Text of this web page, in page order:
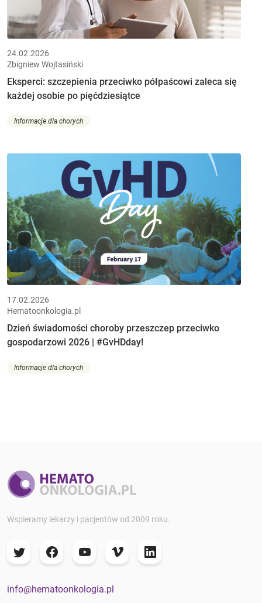
24.02.2026
Zbigniew Wojtasiński
Eksperci: szczepienia przeciwko półpaścowi zaleca się
każdej osobie po pięćdziesiątce
Informacje dla chorych
17.02.2026
Hematoonkologia.pl
Dzień świadomości choroby przeszczep przeciwko
gospodarzowi 2026 | #GvHDday!
Informacje dla chorych
Wspieramy lekarzy i pacjentów od 2009 roku.
info@hematoonkologia.pl